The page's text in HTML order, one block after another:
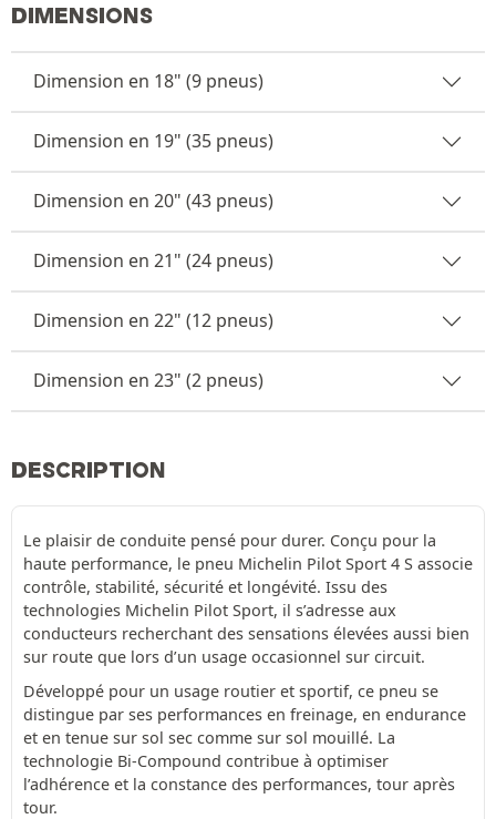
DIMENSIONS
Dimension en 18" (9 pneus)
Dimension en 19" (35 pneus)
Dimension en 20" (43 pneus)
Dimension en 21" (24 pneus)
Dimension en 22" (12 pneus)
Dimension en 23" (2 pneus)
DESCRIPTION
Le plaisir de conduite pensé pour durer. Conçu pour la
haute performance, le pneu Michelin Pilot Sport 4 S associe
contrôle, stabilité, sécurité et longévité. Issu des
technologies Michelin Pilot Sport, il s’adresse aux
conducteurs recherchant des sensations élevées aussi bien
sur route que lors d’un usage occasionnel sur circuit.
Développé pour un usage routier et sportif, ce pneu se
distingue par ses performances en freinage, en endurance
et en tenue sur sol sec comme sur sol mouillé. La
technologie Bi-Compound contribue à optimiser
l’adhérence et la constance des performances, tour après
tour.